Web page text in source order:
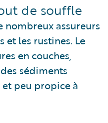
de souffle
nombreux assureurs
les rustines. Le
en couches,
sédiments
peu propice à